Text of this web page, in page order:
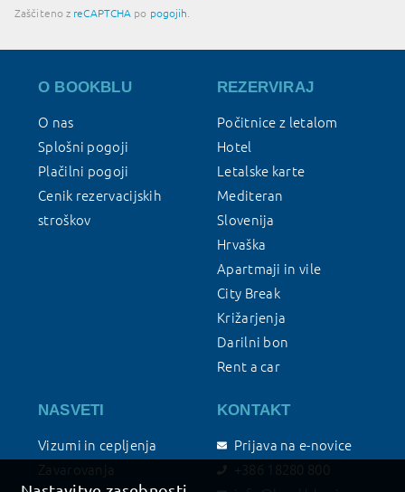
Zaščiteno z reCAPTCHA po pogojih
O BOOKBLU
O nas
Splošni pogoji
Plačilni pogoji
Cenik rezervacijskih
stroškov
NASVETI
Vizumi in cepljenja
Zavarovanja
REZERVIRAJ
Počitnice z letalom
Hotel
Letalske karte
Mediteran
Slovenija
Hrvaška
Apartmaji in vile
City Break
Križarjenja
Darilni bon
Rent a car
KONTAKT
Prijava na e-novice
+386 18280 800